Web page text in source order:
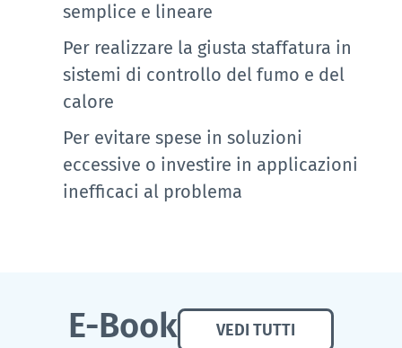
semplice e lineare
Per realizzare la giusta staffatura in
sistemi di controllo del fumo e del
calore
Per evitare spese in soluzioni
eccessive o investire in applicazioni
inefficaci al problema
E-Book VEDI TUTTI